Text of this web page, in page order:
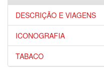
DESCRIÇÃO E VIAGENS
ICONOGRAFIA
TABACO